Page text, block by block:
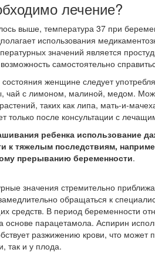
лечение?
выше, температура 37 при
использования
значений является
самостоятельно
женщине следует
чай с лимоном, малиной, медом.
таких как липа, мать-и-
только после консультации с
ребенка использование
к тяжелым последствиям,
прерыванию беременности.
значения стремительно
обращаться к
средств. В период беременности
парацетамола. Аспирин
разжижению крови, что может
так и у плода.